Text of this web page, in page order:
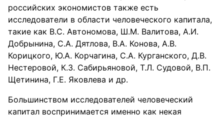
российских экономистов также есть
исследователи в области человеческого капитала,
такие как В.С. Автономова, Ш.М. Валитова, А.И.
Добрынина, С.А. Дятлова, В.А. Конова, А.В.
Корицкого, Ю.А. Корчагина, С.А. Курганского, Д.В.
Нестеровой, К.З. Сабирьяновой, Т.Л. Судовой, В.П.
Щетинина, Г.Е. Яковлева и др.
Большинством исследователей человеческий
капитал воспринимается именно как некая